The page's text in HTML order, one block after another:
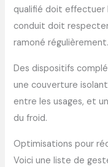
qualifié doit effectuer
conduit doit
ramoné régulièrement.
Des dispositifs
une couverture
entre les usages, et
du froid.
Optimisations pour
Voici une liste de